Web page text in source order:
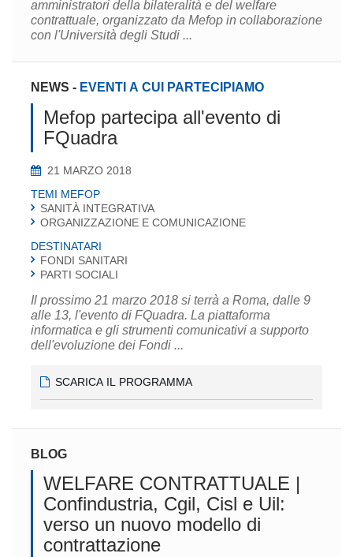
amministratori della bilateralità e del welfare
contrattuale, organizzato da Mefop in collaborazione
con l'Università degli Studi ...
NEWS - EVENTI A CUI PARTECIPIAMO
Mefop partecipa all'evento di
FQuadra
21 MARZO 2018
TEMI MEFOP
SANITÀ INTEGRATIVA
ORGANIZZAZIONE E COMUNICAZIONE
DESTINATARI
FONDI SANITARI
PARTI SOCIALI
Il prossimo 21 marzo 2018 si terrà a Roma, dalle 9
alle 13, l'evento di FQuadra. La piattaforma
informatica e gli strumenti comunicativi a supporto
dell'evoluzione dei Fondi ...
SCARICA IL PROGRAMMA
BLOG
WELFARE CONTRATTUALE |
Confindustria, Cgil, Cisl e Uil:
verso un nuovo modello di
contrattazione